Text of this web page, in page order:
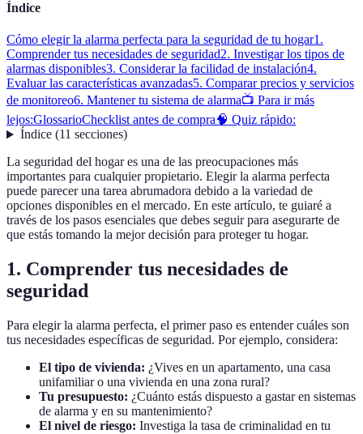
Índice
Cómo elegir la alarma perfecta para la seguridad de tu hogar1.
Comprender tus necesidades de seguridad2. Investigar los tipos de
alarmas disponibles3. Considerar la facilidad de instalación4.
Evaluar las características avanzadas5. Comparar precios y servicios
de monitoreo6. Mantener tu sistema de alarma📺 Para ir más
lejos:GlossarioChecklist antes de compra🧠 Quiz rápido:
Índice(11 secciones)
La seguridad del hogar es una de las preocupaciones más
importantes para cualquier propietario. Elegir la alarma perfecta
puede parecer una tarea abrumadora debido a la variedad de
opciones disponibles en el mercado. En este artículo, te guiaré a
través de los pasos esenciales que debes seguir para asegurarte de
que estás tomando la mejor decisión para proteger tu hogar.
1. Comprender tus necesidades de
seguridad
Para elegir la alarma perfecta, el primer paso es entender cuáles son
tus necesidades específicas de seguridad. Por ejemplo, considera:
El tipo de vivienda: ¿Vives en un apartamento, una casa
unifamiliar o una vivienda en una zona rural?
Tu presupuesto: ¿Cuánto estás dispuesto a gastar en sistemas
de alarma y en su mantenimiento?
El nivel de riesgo: Investiga la tasa de criminalidad en tu